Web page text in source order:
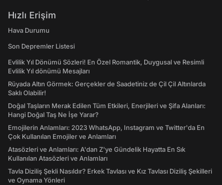
Hızlı Erişim
Hava Durumu
Son Depremler Listesi
Evlilik Yıl Dönümü Sözleri! En Özel Romantik, Duygusal ve Resimli
Evlilik Yıl dönümü Mesajları
Rüyada Altın Görmek: Gerçekler de Saadetiniz de Çil Çil Altınlarda
Saklı Olabilir!
Doğal Taşların Merak Edilen Tüm Etkileri, Enerjileri ve Şifa Alanları:
Hangi Doğal Taş Ne İşe Yarar?
Emojilerin Anlamları: 2023 WhatsApp, Instagram ve Twitter'da En
Çok Kullanılan Emojiler ve Anlamları
Atasözleri ve Anlamları: A'dan Z'ye Gündelik Hayatta En Sık
Kullanılan Atasözleri ve Anlamları
Tavla Diziliş Şekli Nasıldır? Erkek Tavlası ve Kız Tavlası Diziliş Şekilleri
ve Oynama Yönleri